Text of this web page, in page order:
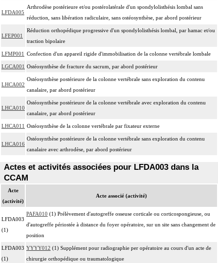
LFDA005
Arthrodèse postérieure et/ou postérolatérale d'un spondylolisthésis lombal sans
réduction, sans libération radiculaire, sans ostéosynthèse, par abord postérieur
LFEP001
Réduction orthopédique progressive d'un spondylolisthésis lombal, par hamac et/ou
traction bipolaire
LFMP001 Confection d'un appareil rigide d'immobilisation de la colonne vertébrale lombale
LGCA001 Ostéosynthèse de fracture du sacrum, par abord postérieur
LHCA002
Ostéosynthèse postérieure de la colonne vertébrale sans exploration du contenu
canalaire, par abord postérieur
LHCA010
Ostéosynthèse postérieure de la colonne vertébrale avec exploration du contenu
canalaire, par abord postérieur
LHCA011 Ostéosynthèse de la colonne vertébrale par fixateur externe
LHCA016
Ostéosynthèse postérieure de la colonne vertébrale sans exploration du contenu
canalaire avec arthrodèse, par abord postérieur
Actes et activités associées pour LFDA003 dans la
CCAM
Acte
(activité)
Acte associé (activité)
LFDA003
(1)
PAFA010 (1) Prélèvement d'autogreffe osseuse corticale ou corticospongieuse, ou
d'autogreffe périostée à distance du foyer opératoire, sur un site sans changement de
position
LFDA003
(1)
YYYY012 (1) Supplément pour radiographie per opératoire au cours d'un acte de
chirurgie orthopédique ou traumatologique